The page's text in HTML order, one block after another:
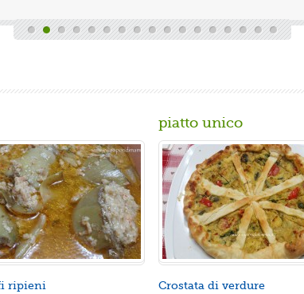
ripieni
piatto unico
Crostata di verdure